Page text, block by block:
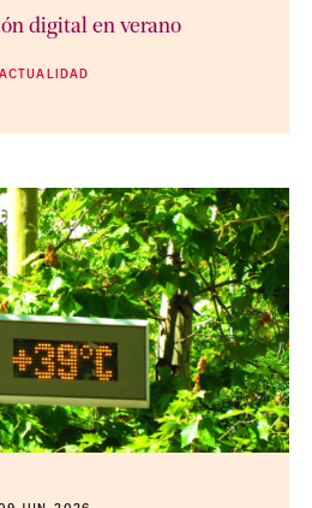
digital en verano
ACTUALIDAD